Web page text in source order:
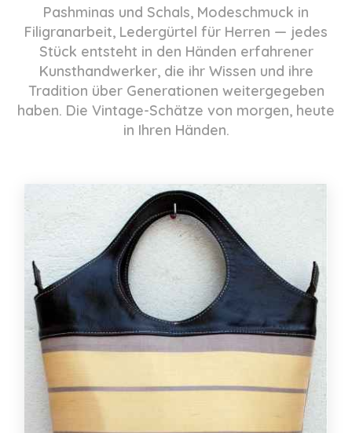
Pashminas und Schals, Modeschmuck in
Filigranarbeit, Ledergürtel für Herren — jedes
Stück entsteht in den Händen erfahrener
Kunsthandwerker, die ihr Wissen und ihre
Tradition über Generationen weitergegeben
haben. Die Vintage-Schätze von morgen, heute
in Ihren Händen.